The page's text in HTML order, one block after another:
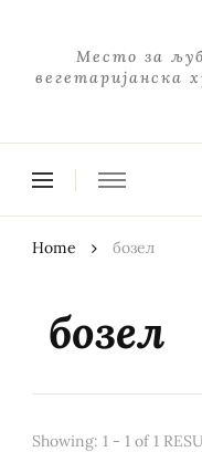
Место за
вегетаријанска
Home бозел
бозел
Showing: 1 - 1 of 1